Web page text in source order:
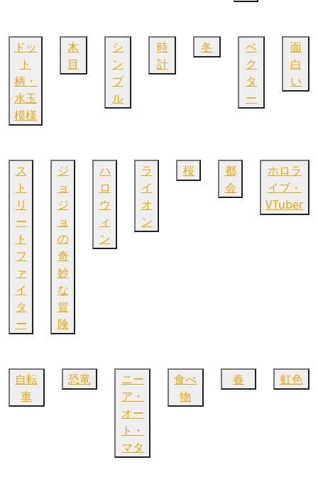
ドッ
ト
柄・
水玉
模様
木
目
シ
ン
プ
ル
時
計
冬
ベ
ク
タ
ー
面
白
い
ス
ト
リ
ー
ト
フ
ァ
イ
タ
ー
ジ
ョ
ジ
ョ
の
奇
妙
な
冒
険
ハ
ロ
ウ
ィ
ン
ラ
イ
オ
ン
桜
都
会
ホロラ
イブ・
VTuber
自転
車
恐竜
ニー
ア・
オー
ト・
マタ
食べ
物
春 虹色